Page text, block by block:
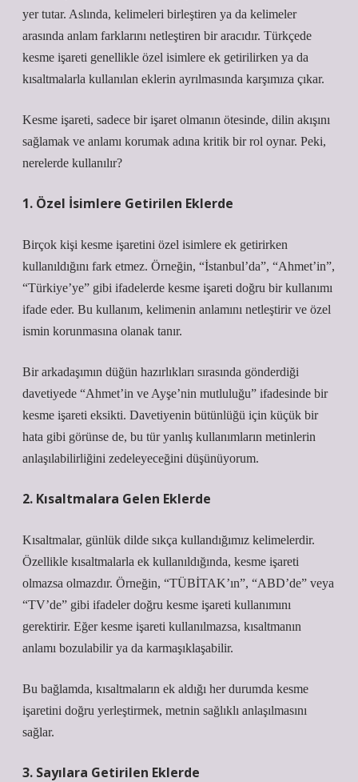
yer tutar. Aslında, kelimeleri birleştiren ya da kelimeler
arasında anlam farklarını netleştiren bir aracıdır. Türkçede
kesme işareti genellikle özel isimlere ek getirilirken ya da
kısaltmalarla kullanılan eklerin ayrılmasında karşımıza çıkar.
Kesme işareti, sadece bir işaret olmanın ötesinde, dilin akışını
sağlamak ve anlamı korumak adına kritik bir rol oynar. Peki,
nerelerde kullanılır?
1. Özel İsimlere Getirilen Eklerde
Birçok kişi kesme işaretini özel isimlere ek getirirken
kullanıldığını fark etmez. Örneğin, “İstanbul’da”, “Ahmet’in”,
“Türkiye’ye” gibi ifadelerde kesme işareti doğru bir kullanımı
ifade eder. Bu kullanım, kelimenin anlamını netleştirir ve özel
ismin korunmasına olanak tanır.
Bir arkadaşımın düğün hazırlıkları sırasında gönderdiği
davetiyede “Ahmet’in ve Ayşe’nin mutluluğu” ifadesinde bir
kesme işareti eksikti. Davetiyenin bütünlüğü için küçük bir
hata gibi görünse de, bu tür yanlış kullanımların metinlerin
anlaşılabilirliğini zedeleyeceğini düşünüyorum.
2. Kısaltmalara Gelen Eklerde
Kısaltmalar, günlük dilde sıkça kullandığımız kelimelerdir.
Özellikle kısaltmalarla ek kullanıldığında, kesme işareti
olmazsa olmazdır. Örneğin, “TÜBİTAK’ın”, “ABD’de” veya
“TV’de” gibi ifadeler doğru kesme işareti kullanımını
gerektirir. Eğer kesme işareti kullanılmazsa, kısaltmanın
anlamı bozulabilir ya da karmaşıklaşabilir.
Bu bağlamda, kısaltmaların ek aldığı her durumda kesme
işaretini doğru yerleştirmek, metnin sağlıklı anlaşılmasını
sağlar.
3. Sayılara Getirilen Eklerde